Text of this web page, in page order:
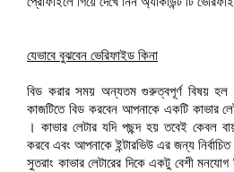
যেভাবে বুঝবেন ভেরিফাইড কিনা
বিড করার সময় অন্যতম গুরুত্বপূর্ণ বিষয় হল
কাজটিতে বিড করবেন আপনাকে একটি কাভার
। কাভার লেটার যদি পছন্দ হয় তবেই কেবল
করবে এবং আপনাকে ইন্টারভিউ এর জন্য
সুতরাং কাভার লেটারের দিকে একটু বেশী